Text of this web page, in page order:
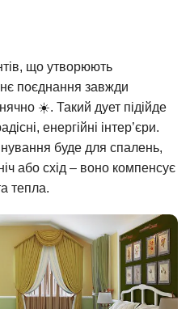
що утворюють
поєднання завжди
☀️. Такий дует підійде
енергійні інтер’єри.
буде для спалень,
або схід – воно компенсує
тепла.